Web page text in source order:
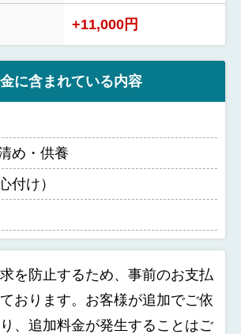
+11,000円
に含まれている内容
め・供養
付け）
を防止するため、事前のお支払
おります。お客様が追加でご依
、追加料金が発生することはご